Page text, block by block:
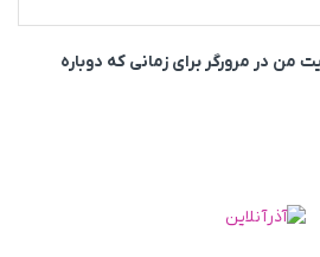
من در مرورگر برای زمانی که دوباره